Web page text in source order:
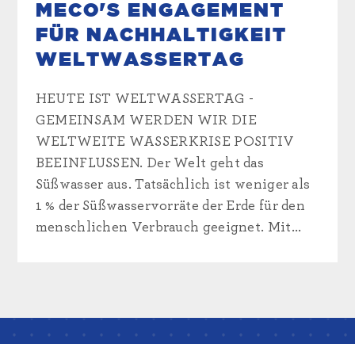
MECO'S ENGAGEMENT
FÜR NACHHALTIGKEIT
WELTWASSERTAG
HEUTE IST WELTWASSERTAG -
GEMEINSAM WERDEN WIR DIE
WELTWEITE WASSERKRISE POSITIV
BEEINFLUSSEN. Der Welt geht das
Süßwasser aus. Tatsächlich ist weniger als
1 % der Süßwasservorräte der Erde für den
menschlichen Verbrauch geeignet. Mit...